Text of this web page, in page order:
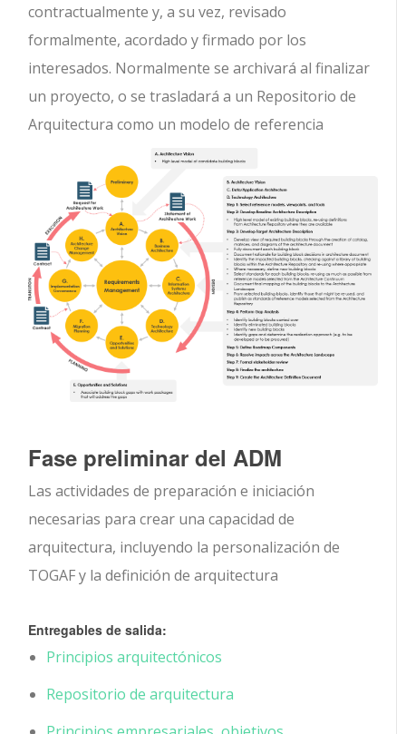
contractualmente y, a su vez, revisado
formalmente, acordado y firmado por los
interesados. Normalmente se archivará al finalizar
un proyecto, o se trasladará a un Repositorio de
Arquitectura como un modelo de referencia
Fase preliminar del ADM
Las actividades de preparación e iniciación
necesarias para crear una capacidad de
arquitectura, incluyendo la personalización de
TOGAF y la definición de arquitectura
Entregables de salida:
Principios arquitectónicos
Repositorio de arquitectura